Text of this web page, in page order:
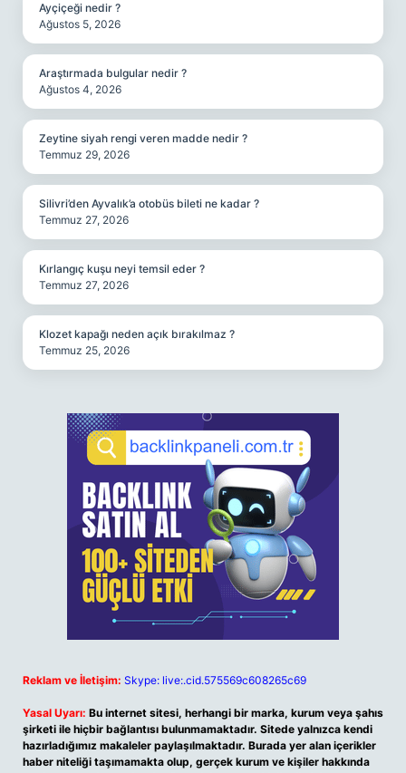
Ayçiçeği nedir ?
Ağustos 5, 2026
Araştırmada bulgular nedir ?
Ağustos 4, 2026
Zeytine siyah rengi veren madde nedir ?
Temmuz 29, 2026
Silivri’den Ayvalık’a otobüs bileti ne kadar ?
Temmuz 27, 2026
Kırlangıç kuşu neyi temsil eder ?
Temmuz 27, 2026
Klozet kapağı neden açık bırakılmaz ?
Temmuz 25, 2026
Reklam ve İletişim: Skype: live:.cid.575569c608265c69
Yasal Uyarı: Bu internet sitesi, herhangi bir marka, kurum veya şahıs
şirketi ile hiçbir bağlantısı bulunmamaktadır. Sitede yalnızca kendi
hazırladığımız makaleler paylaşılmaktadır. Burada yer alan içerikler
haber niteliği taşımamakta olup, gerçek kurum ve kişiler hakkında